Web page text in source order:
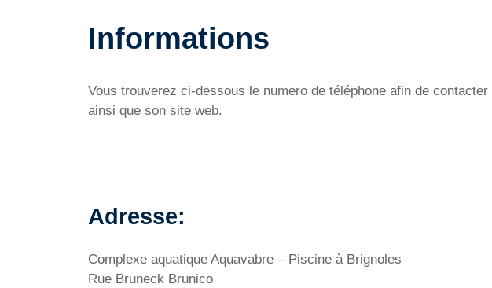
Informations
Vous trouverez ci-dessous le numero de téléphone afin de
ainsi que son site web.
Adresse:
Complexe aquatique Aquavabre – Piscine à Brignoles
Rue Bruneck Brunico